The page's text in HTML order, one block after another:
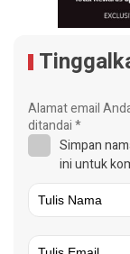
Alamat email
ditandai*
Simpan
ini untuk